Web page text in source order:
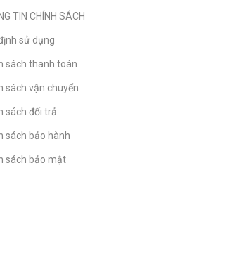
TIN CHÍNH SÁCH
sử dụng
sách thanh toán
sách vận chuyển
sách đổi trả
sách bảo hành
sách bảo mật